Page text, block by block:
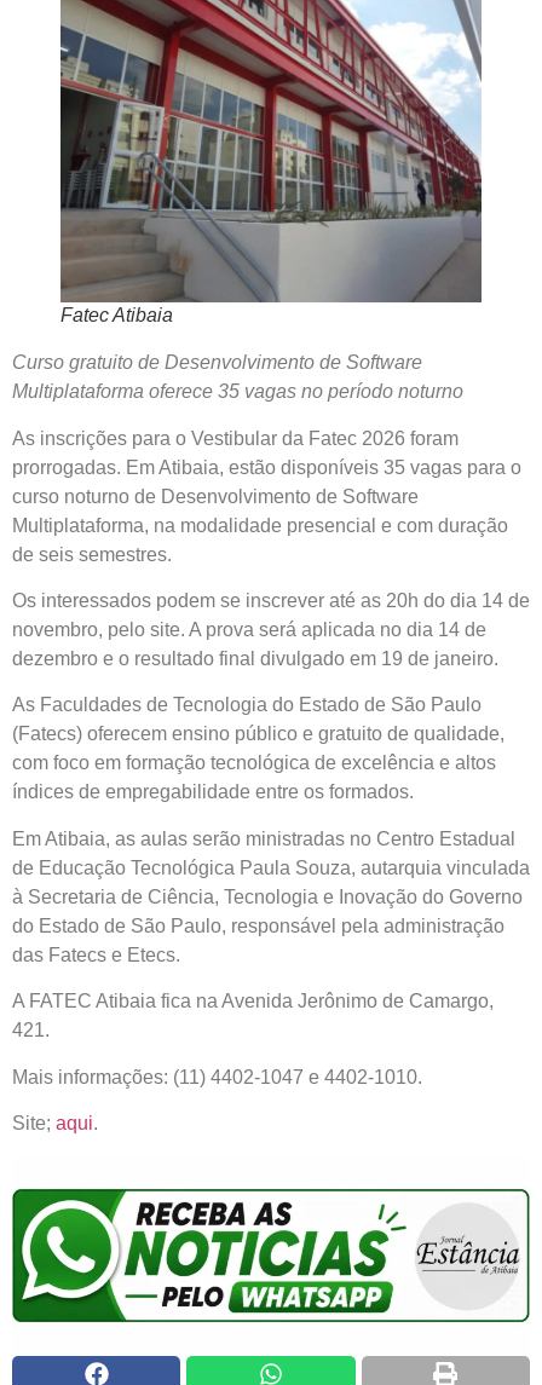
Fatec Atibaia
Curso gratuito de Desenvolvimento de Software
Multiplataforma oferece 35 vagas no período noturno
As inscrições para o Vestibular da Fatec 2026 foram
prorrogadas. Em Atibaia, estão disponíveis 35 vagas para o
curso noturno de Desenvolvimento de Software
Multiplataforma, na modalidade presencial e com duração
de seis semestres.
Os interessados podem se inscrever até as 20h do dia 14 de
novembro, pelo site. A prova será aplicada no dia 14 de
dezembro e o resultado final divulgado em 19 de janeiro.
As Faculdades de Tecnologia do Estado de São Paulo
(Fatecs) oferecem ensino público e gratuito de qualidade,
com foco em formação tecnológica de excelência e altos
índices de empregabilidade entre os formados.
Em Atibaia, as aulas serão ministradas no Centro Estadual
de Educação Tecnológica Paula Souza, autarquia vinculada
à Secretaria de Ciência, Tecnologia e Inovação do Governo
do Estado de São Paulo, responsável pela administração
das Fatecs e Etecs.
A FATEC Atibaia fica na Avenida Jerônimo de Camargo,
421.
Mais informações: (11) 4402-1047 e 4402-1010.
Site; aqui.